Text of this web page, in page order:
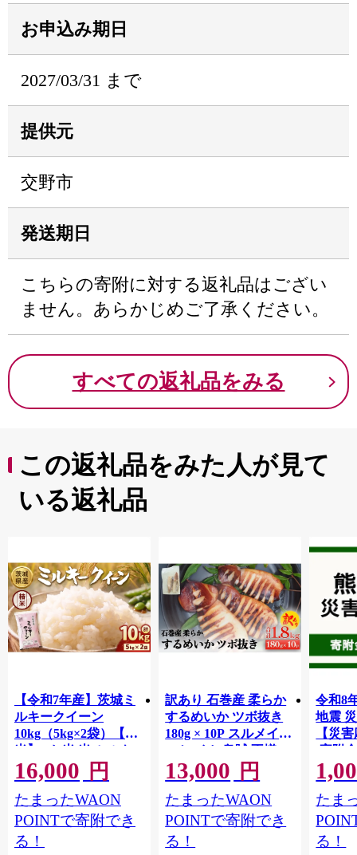
お申込み期日
2027/03/31 まで
提供元
交野市
発送期日
こちらの寄附に対する返礼品はござい
ません。あらかじめご了承ください。
すべての返礼品をみる
この返礼品をみた人が見て
いる返礼品
【令和7年産】茨城ミ
ルキークイーン
10kg（5kg×2袋）【精
米】 | お米 米 ミルキ
ークィーン 茨城県産
白米 もちもち お弁当
おにぎり
16,000 円
たまったWAON
POINTで寄附でき
る！
訳あり 石巻産 柔らか
するめいか ツボ抜き
180g × 10P スルメイカ
いか イカ 烏賊 不揃い
小分け 下処理済み 時
短調理 こだわり 冷凍
海鮮 魚介 おかず おつ
まみ 煮物 焼きイカ
BBQ バーベキュー 宮
城県 石巻市
13,000 円
たまったWAON
POINTで寄附でき
る！
令和8
地震
【災
(寄附
【返
地のた
共同
支援金
ます
支援
たま
る！